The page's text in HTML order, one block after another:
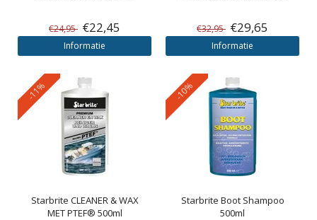
€24,95 €22,45
Informatie
€32,95 €29,65
Informatie
-11%
Starbrite CLEANER & WAX
MET PTEF® 500ml
-10%
Starbrite Boot Shampoo
500ml